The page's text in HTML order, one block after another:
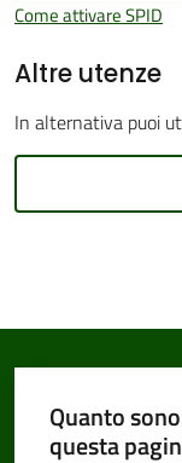
Trasparente
Tutti
argomenti...
Come attivare SPID
Altre utenze
In alternativa puoi
Quanto
questa